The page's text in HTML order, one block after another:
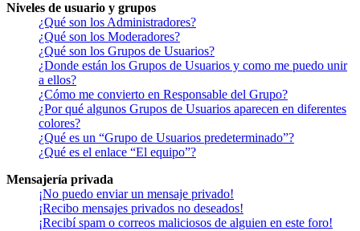
Niveles de usuario y grupos
¿Qué son los Administradores?
¿Qué son los Moderadores?
¿Qué son los Grupos de Usuarios?
¿Donde están los Grupos de Usuarios y como me puedo unir
a ellos?
¿Cómo me convierto en Responsable del Grupo?
¿Por qué algunos Grupos de Usuarios aparecen en diferentes
colores?
¿Qué es un “Grupo de Usuarios predeterminado”?
¿Qué es el enlace “El equipo”?
Mensajería privada
¡No puedo enviar un mensaje privado!
¡Recibo mensajes privados no deseados!
¡Recibí spam o correos maliciosos de alguien en este foro!